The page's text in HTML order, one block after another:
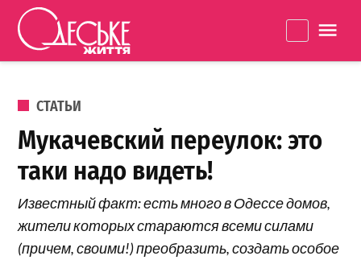
Перейти к содержанию
життя
ОПУБЛИКОВАНО В
СТАТЬИ
Мукачевский переулок: это
таки надо видеть!
Известный факт: есть много в Одессе домов,
жители которых стараются всеми силами
(причем, своими!) преобразить, создать особое